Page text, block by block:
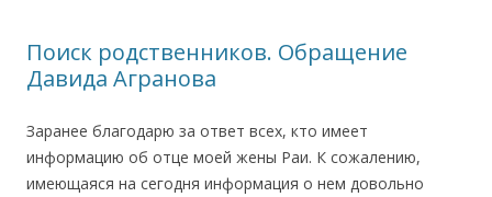
Поиск родственников. Обращение
Давида Агранова
Заранее благодарю за ответ всех, кто имеет
информацию об отце моей жены Раи. К сожалению,
имеющаяся на сегодня информация о нем довольно